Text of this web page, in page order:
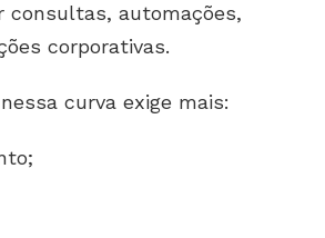
consultas, automações,
corporativas.
curva exige mais: